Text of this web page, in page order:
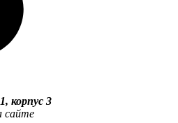
корпус 3
сайте